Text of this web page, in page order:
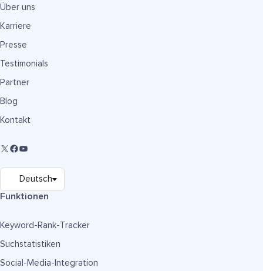
Über uns
Karriere
Presse
Testimonials
Partner
Blog
Kontakt
Funktionen
Keyword-Rank-Tracker
Suchstatistiken
Social-Media-Integration